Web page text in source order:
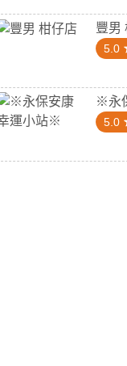
豐男
5.0
※永
5.0